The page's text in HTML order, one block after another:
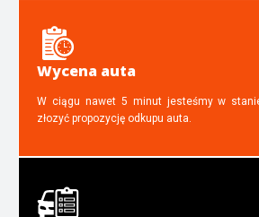
Wycena auta
W ciągu nawet 5 minut jesteśmy w
złozyć propozycję odkupu auta.